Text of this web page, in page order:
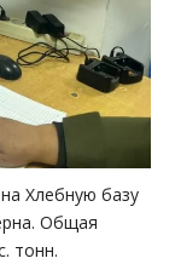
Хлебную базу
Общая
тонн.